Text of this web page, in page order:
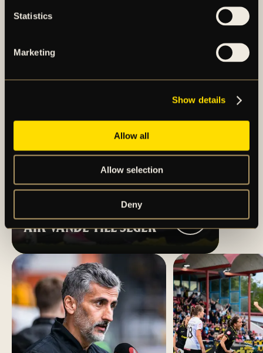
Statistics
Marketing
Show details
Allow all
Allow selection
Deny
MÅLEXPLOSION NÄR
AIK VÄNDE TILL SEGER